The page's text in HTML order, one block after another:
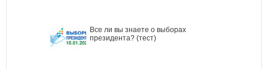
Все ли вы знаете о выборах
президента? (тест)